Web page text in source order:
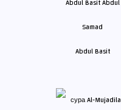
Abdul Basit